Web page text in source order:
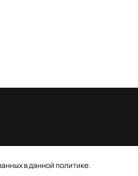
в данной политике.